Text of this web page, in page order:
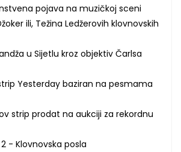
pojava na muzičkoj sceni
ili, Težina Ledžerovih klovnovskih
u Sijetlu kroz objektiv Čarlsa
Yesterday baziran na pesmama
strip prodat na aukciji za rekordnu
- Klovnovska posla